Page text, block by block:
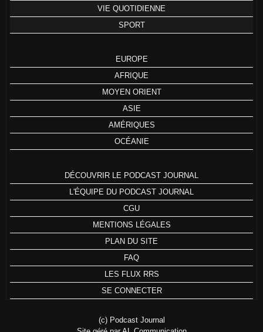
VIE QUOTIDIENNE
SPORT
EUROPE
AFRIQUE
MOYEN ORIENT
ASIE
AMÉRIQUES
OCÉANIE
DÉCOUVRIR LE PODCAST JOURNAL
L'ÉQUIPE DU PODCAST JOURNAL
CGU
MENTIONS LÉGALES
PLAN DU SITE
FAQ
LES FLUX RRS
SE CONNECTER
(c) Podcast Journal